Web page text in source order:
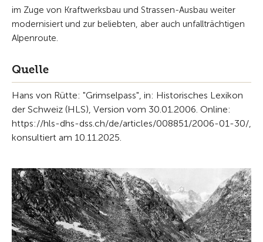
im Zuge von Kraftwerksbau und Strassen-Ausbau weiter
modernisiert und zur beliebten, aber auch unfallträchtigen
Alpenroute.
Quelle
Hans von Rütte: "Grimselpass", in: Historisches Lexikon
der Schweiz (HLS), Version vom 30.01.2006. Online:
https://hls-dhs-dss.ch/de/articles/008851/2006-01-30/,
konsultiert am 10.11.2025.